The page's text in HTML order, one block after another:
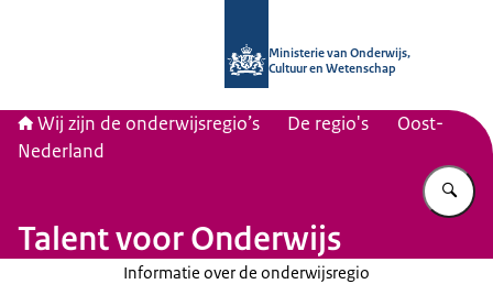
Ministerie van Onderwijs,
Cultuur en Wetenschap
Wij zijn de onderwijsregio’s De regio's
Oost-
Nederland
Talent voor Onderwijs
Informatie over de onderwijsregio